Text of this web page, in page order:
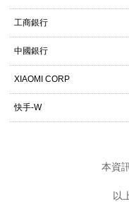
工商銀行
中國銀行
XIAOMI CORP
快手-W
本資
以